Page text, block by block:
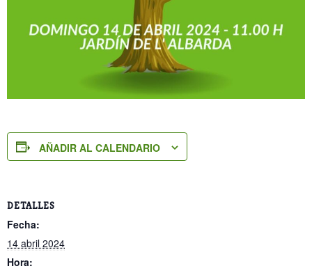
AÑADIR AL CALENDARIO
DETALLES
Fecha:
14 abril 2024
Hora: